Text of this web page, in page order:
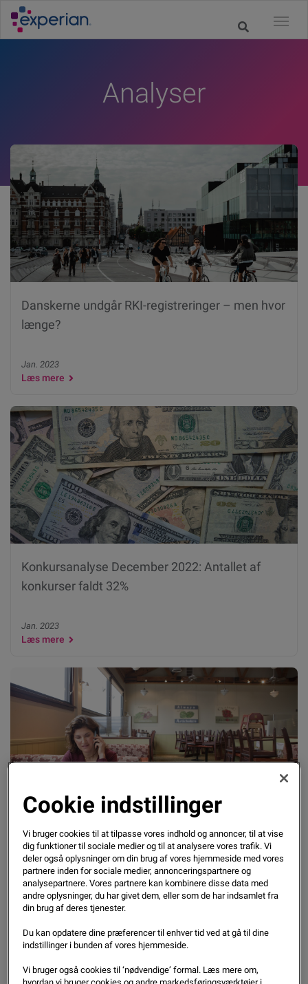
Analyser
Danskerne undgår RKI-registreringer – men hvor
længe?
Jan. 2023
Læs mere
Konkursanalyse December 2022: Antallet af
konkurser faldt 32%
Jan. 2023
Læs mere
November: Markant flere konkurser i udsatte
brancher
Dec. 2022
Læs mere
Cookie indstillinger
Vi bruger cookies til at tilpasse vores indhold og annoncer, til at vise
dig funktioner til sociale medier og til at analysere vores trafik. Vi
deler også oplysninger om din brug af vores hjemmeside med vores
partnere inden for sociale medier, annonceringspartnere og
analysepartnere. Vores partnere kan kombinere disse data med
andre oplysninger, du har givet dem, eller som de har indsamlet fra
din brug af deres tjenester.
Du kan opdatere dine præferencer til enhver tid ved at gå til dine
indstillinger i bunden af vores hjemmeside.
Vi bruger også cookies til ‘nødvendige’ formal. Læs mere om,